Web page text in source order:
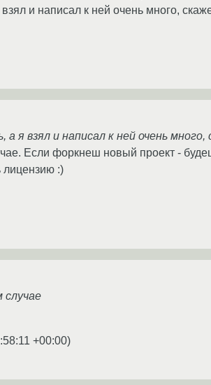
и написал к ней очень много,
я взял и написал к ней очень
Если форкнеш новый проект -
лицензию :)
+00:00)